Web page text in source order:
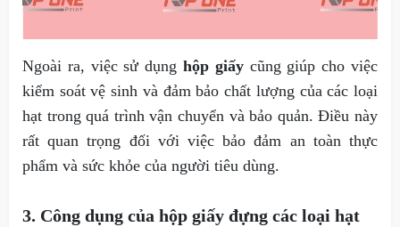
Ngoài ra, việc sử dụng hộp giấycũng giúp cho việc
kiểm soát vệ sinh và đảm bảo chất lượng của các loại
hạt trong quá trình vận chuyển và bảo quản. Điều này
rất quan trọng đối với việc bảo đảm an toàn thực
phẩm và sức khỏe của người tiêu dùng.
3. Công dụng của hộp giấy đựng các loại hạt